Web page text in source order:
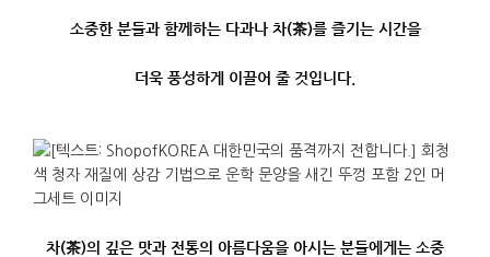
소중한 분들과 함께하는 다과나 차(茶)를 즐기는 시간을
더욱 풍성하게 이끌어 줄 것입니다
차(茶)의 깊은 맛과 전통의 아름다움을 아시는 분들에게는 소중